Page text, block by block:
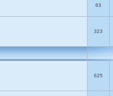
63
323
625